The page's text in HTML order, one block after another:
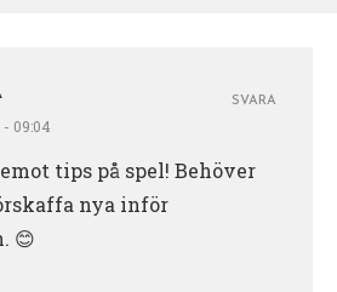
09:04
tips på spel! Behöver
nya inför
😊
SVARA